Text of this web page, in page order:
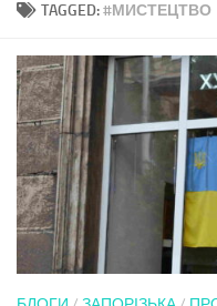
TAGGED:#МИСТЕЦТВО